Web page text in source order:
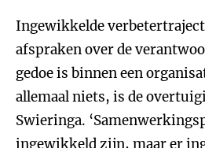
Ingewikkelde
afspraken over de
gedoe is binnen een
allemaal niets, is de
Swieringa.
ingewikkeld zijn, maar er